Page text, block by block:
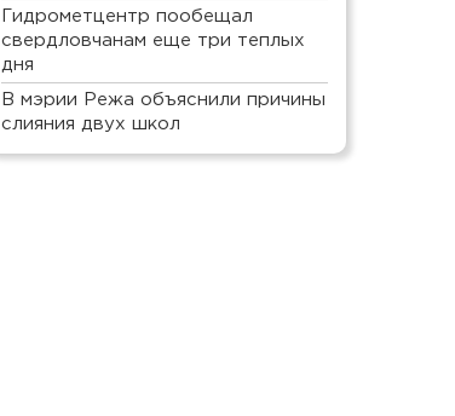
Гидрометцентр пообещал
свердловчанам еще три теплых
дня
В мэрии Режа объяснили причины
слияния двух школ